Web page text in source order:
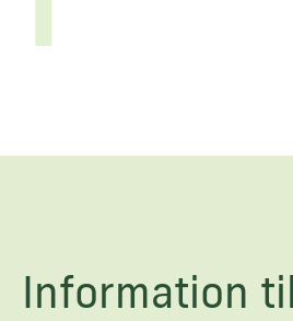
Information